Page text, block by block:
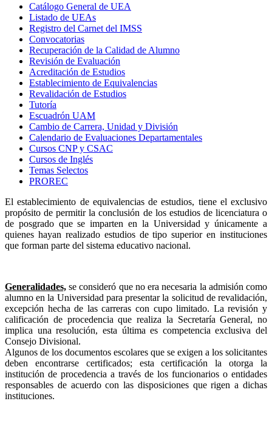
Catálogo General de UEA
Listado de UEAs
Registro del Carnet del IMSS
Convocatorias
Recuperación de la Calidad de Alumno
Revisión de Evaluación
Acreditación de Estudios
Establecimiento de Equivalencias
Revalidación de Estudios
Tutoría
Escuadrón UAM
Cambio de Carrera, Unidad y División
Calendario de Evaluaciones Departamentales
Cursos CNP y CSAC
Cursos de Inglés
Temas Selectos
PROREC
El establecimiento de equivalencias de estudios, tiene el exclusivo
propósito de permitir la conclusión de los estudios de licenciatura o
de posgrado que se imparten en la Universidad y únicamente a
quienes hayan realizado estudios de tipo superior en instituciones
que forman parte del sistema educativo nacional.
Generalidades, se consideró que no era necesaria la admisión como
alumno en la Universidad para presentar la solicitud de revalidación,
excepción hecha de las carreras con cupo limitado. La revisión y
calificación de procedencia que realiza la Secretaría General, no
implica una resolución, esta última es competencia exclusiva del
Consejo Divisional.
Algunos de los documentos escolares que se exigen a los solicitantes
deben encontrarse certificados; esta certificación la otorga la
institución de procedencia a través de los funcionarios o entidades
responsables de acuerdo con las disposiciones que rigen a dichas
instituciones.